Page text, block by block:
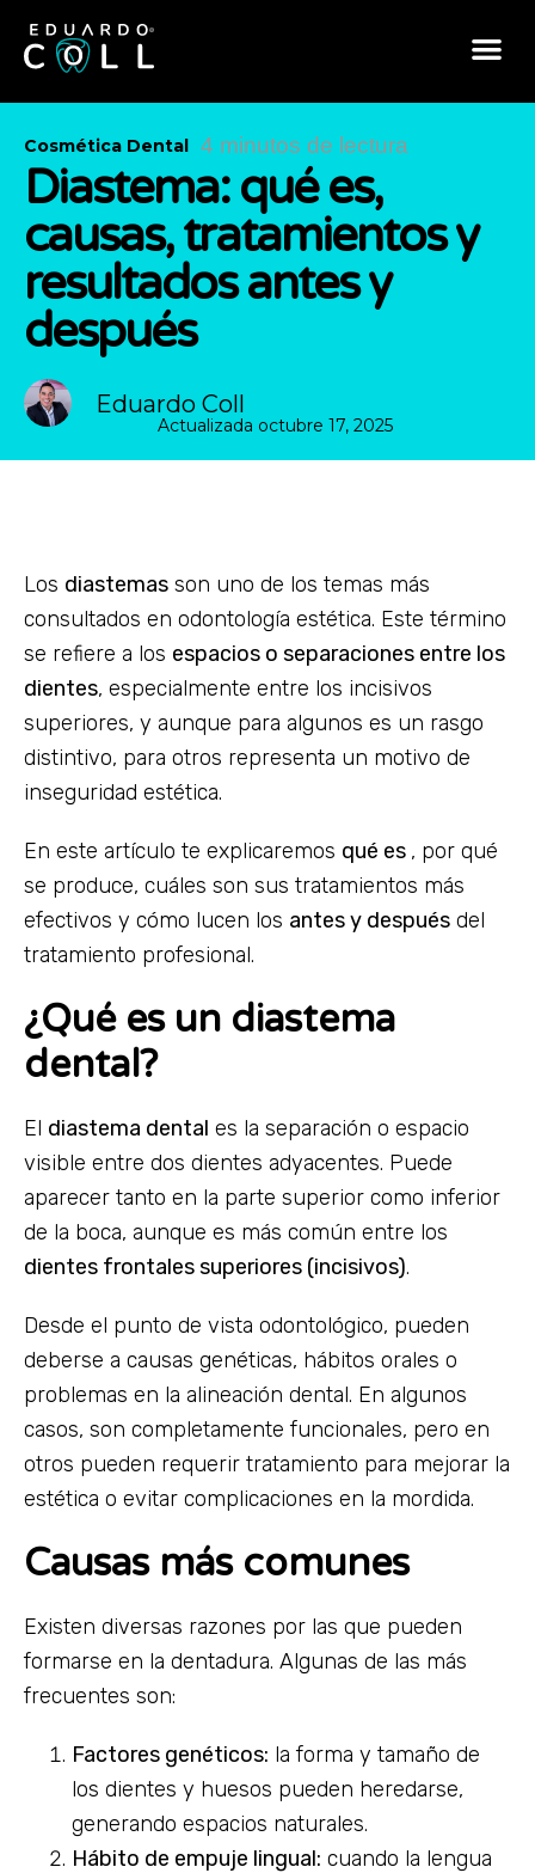
Cosmética Dental 4 minutos de lectura
Diastema: qué es,
causas, tratamientos y
resultados antes y
después
Eduardo Coll
Actualizada octubre 17, 2025
Los diastemas son uno de los temas más
consultados en odontología estética. Este término
se refiere a los espacios o separaciones entre los
dientes, especialmente entre los incisivos
superiores, y aunque para algunos es un rasgo
distintivo, para otros representa un motivo de
inseguridad estética.
En este artículo te explicaremos qué es , por qué
se produce, cuáles son sus tratamientos más
efectivos y cómo lucen los antes y después del
tratamiento profesional.
¿Qué es un diastema
dental?
El diastema dental es la separación o espacio
visible entre dos dientes adyacentes. Puede
aparecer tanto en la parte superior como inferior
de la boca, aunque es más común entre los
dientes frontales superiores (incisivos).
Desde el punto de vista odontológico, pueden
deberse a causas genéticas, hábitos orales o
problemas en la alineación dental. En algunos
casos, son completamente funcionales, pero en
otros pueden requerir tratamiento para mejorar la
estética o evitar complicaciones en la mordida.
Causas más comunes
Existen diversas razones por las que pueden
formarse en la dentadura. Algunas de las más
frecuentes son:
Factores genéticos: la forma y tamaño de
los dientes y huesos pueden heredarse,
generando espacios naturales.
Hábito de empuje lingual: cuando la lengua